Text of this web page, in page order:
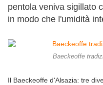
pentola veniva sigillato
in modo che l'umidità
Baeckeoffe
Il Baeckeoffe d'Alsazia: tre